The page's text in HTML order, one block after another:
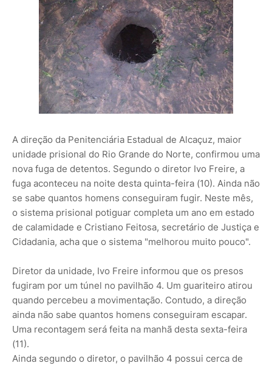
A direção da Penitenciária Estadual de Alcaçuz, maior
unidade prisional do Rio Grande do Norte, confirmou uma
nova fuga de detentos. Segundo o diretor Ivo Freire, a
fuga aconteceu na noite desta quinta-feira (10). Ainda não
se sabe quantos homens conseguiram fugir. Neste mês,
o sistema prisional potiguar completa um ano em estado
de calamidade e Cristiano Feitosa, secretário de Justiça e
Cidadania, acha que o sistema "melhorou muito pouco".
Diretor da unidade, Ivo Freire informou que os presos
fugiram por um túnel no pavilhão 4. Um guariteiro atirou
quando percebeu a movimentação. Contudo, a direção
ainda não sabe quantos homens conseguiram escapar.
Uma recontagem será feita na manhã desta sexta-feira
(11).
Ainda segundo o diretor, o pavilhão 4 possui cerca de